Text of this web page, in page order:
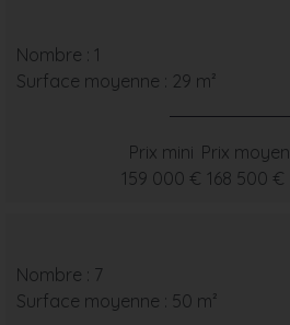
Nombre : 1
Surface moyenne : 29 m²
Prix mini
159 000 €
Prix moyen
168 500 €
Nombre : 7
Surface moyenne : 50 m²